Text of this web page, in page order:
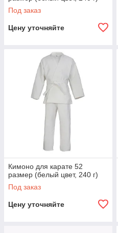
Под заказ
Цену уточняйте
Кимоно для карате 52
размер (белый цвет, 240 г)
Под заказ
Цену уточняйте